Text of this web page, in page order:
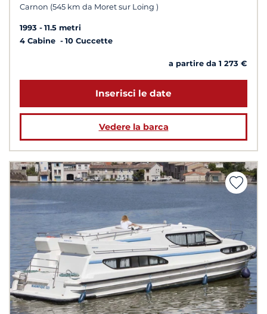
Carnon (545 km da Moret sur Loing )
1993
11.5 metri
4 Cabine
10 Cuccette
a partire da 1 273 €
Inserisci le date
Vedere la barca